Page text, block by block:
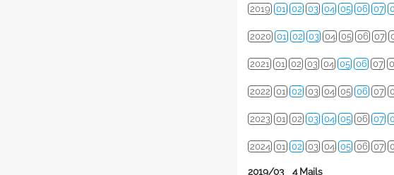
2019 01 02 03 04 05 06 07
2020 01 02 03 04 05 06 07
2021 01 02 03 04 05 06 07
2022 01 02 03 04 05 06 07
2023 01 02 03 04 05 06 07
2024 01 02 03 04 05 06 07
2019/03 4 Mails